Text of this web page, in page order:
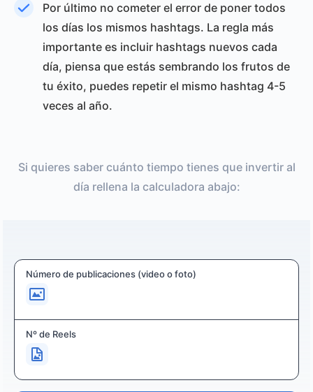
Por último no cometer el error de poner todos
los días los mismos hashtags. La regla más
importante es incluir hashtags nuevos cada
día, piensa que estás sembrando los frutos de
tu éxito, puedes repetir el mismo hashtag 4-5
veces al año.
Si quieres saber cuánto tiempo tienes que invertir al
día rellena la calculadora abajo:
Número de publicaciones (video o foto)
Nº de Reels